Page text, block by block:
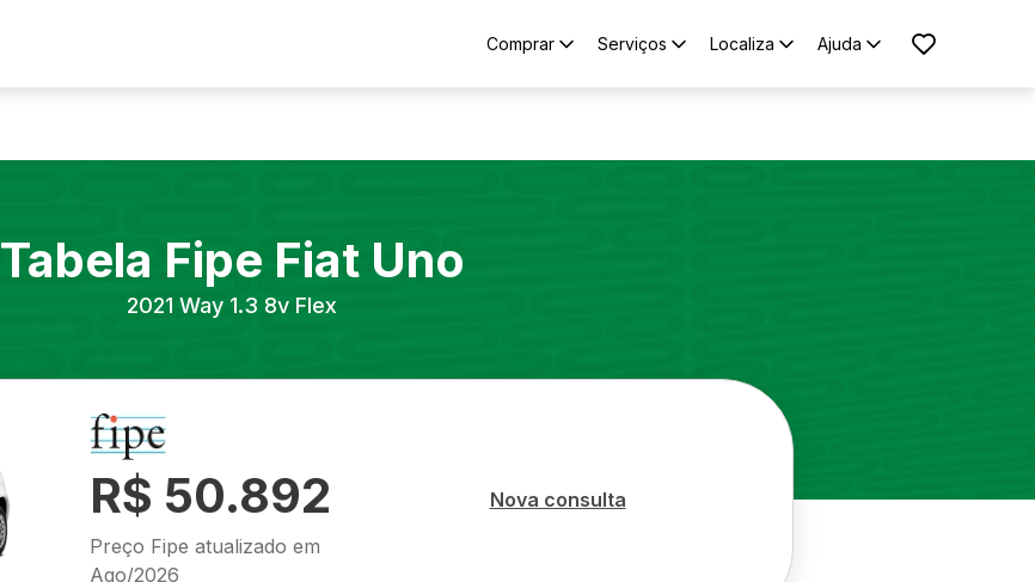
Comprar Serviços Localiza Ajuda
Tabela Fipe Fiat Uno
2021 Way 1.3 8v Flex
R$ 50.892
Preço Fipe atualizado em
Ago/2026
Nova consulta